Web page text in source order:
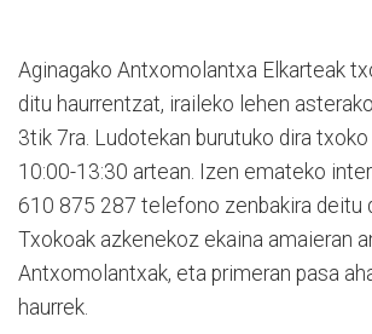
Aginagako Antxomolantxa Elkarteak
ditu haurrentzat, iraileko lehen
3tik 7ra. Ludotekan burutuko dira
10:00-13:30 artean. Izen emateko
610 875 287 telefono zenbakira deitu
Txokoak azkenekoz ekaina amaieran
Antxomolantxak, eta primeran pasa
haurrek.